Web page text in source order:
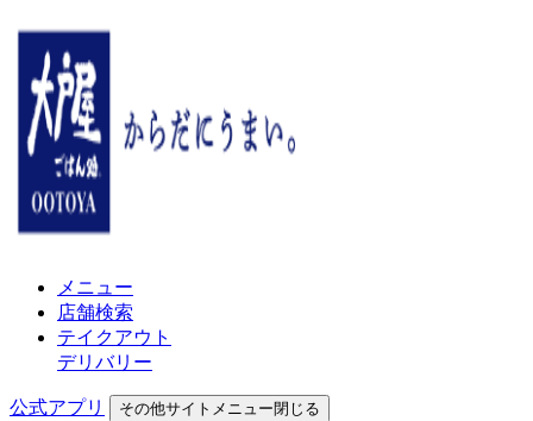
メニュー
店舗検索
テイクアウト
デリバリー
公式アプリ その他サイトメニュー閉じる